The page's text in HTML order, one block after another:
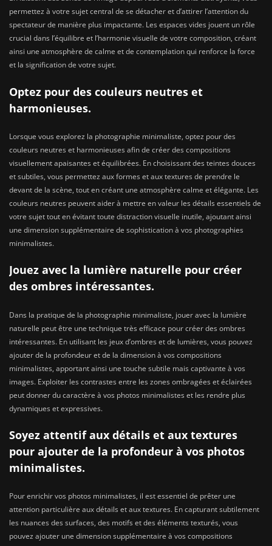
permettez à votre sujet central de se détacher et d’attirer l’attention du
spectateur de manière plus impactante. Les espaces vides jouent un rôle
crucial dans l’équilibre et l’harmonie visuelle de votre composition, créant
ainsi une atmosphère de calme et de contemplation qui renforce la force
et la signification de votre sujet.
Optez pour des couleurs neutres et
harmonieuses.
Lorsque vous explorez la photographie minimaliste, optez pour des
couleurs neutres et harmonieuses afin de créer des compositions
visuellement apaisantes et équilibrées. En choisissant des teintes douces
et subtiles, vous permettez aux formes et aux textures de prendre le
devant de la scène, tout en créant une atmosphère calme et élégante. Les
couleurs neutres peuvent aider à mettre en valeur les détails essentiels de
votre sujet tout en évitant toute distraction visuelle inutile, ajoutant ainsi
une dimension supplémentaire de sophistication à vos photographies
minimalistes.
Jouez avec la lumière naturelle pour créer
des ombres intéressantes.
Dans la pratique de la photographie minimaliste, jouer avec la lumière
naturelle peut être une technique très efficace pour créer des ombres
intéressantes. En utilisant les jeux d’ombres et de lumières, vous pouvez
ajouter de la profondeur et de la dimension à vos compositions
minimalistes, apportant ainsi une touche subtile mais captivante à vos
images. Exploiter les contrastes entre les zones ombragées et éclairées
peut donner du caractère à vos photos minimalistes et les rendre plus
dynamiques et expressives.
Soyez attentif aux détails et aux textures
pour ajouter de la profondeur à vos photos
minimalistes.
Pour enrichir vos photos minimalistes, il est essentiel de prêter une
attention particulière aux détails et aux textures. En capturant subtilement
les nuances des surfaces, des motifs et des éléments texturés, vous
pouvez ajouter une dimension supplémentaire à vos compositions